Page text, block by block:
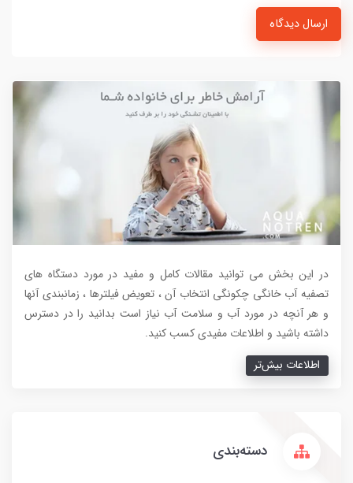
ارسال دیدگاه
در این بخش می توانید مقالات کامل و مفید در مورد دستگاه های
تصفیه آب خانگی چکونگی انتخاب آن ، تعویض فیلترها ، زمانبندی آنها
و هر آنچه در مورد آب و سلامت آب نیاز است بدانید را در دسترس
داشته باشید و اطلاعات مفیدی کسب کنید.
اطلاعات بیش‌تر
دسته‌بندی